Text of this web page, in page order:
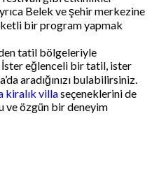
Belek ve şehir merkezine
bir program yapmak
tatil bölgeleriyle
eğlenceli bir tatil, ister
aradığınızı bulabilirsiniz.
kiralık villaseçeneklerini de
ve özgün bir deneyim